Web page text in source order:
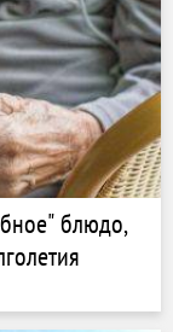
блюдо,